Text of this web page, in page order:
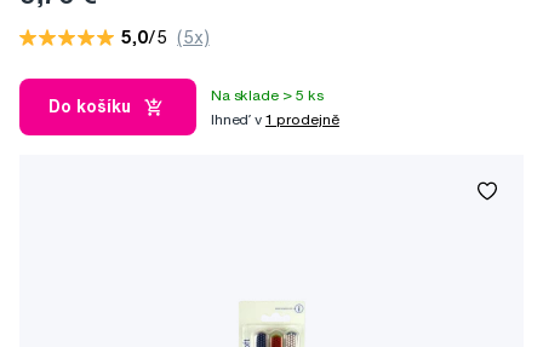
5,0/5 (5x)
Do košíku
Na sklade > 5 ks
Ihneď v 1 prodejně